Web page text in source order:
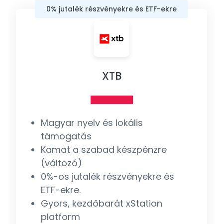
0% jutalék részvényekre és ETF-ekre
XTB
Magyar nyelv és lokális
támogatás
Kamat a szabad készpénzre
(változó)
0%-os jutalék részvényekre és
ETF-ekre.
Gyors, kezdőbarát xStation
platform